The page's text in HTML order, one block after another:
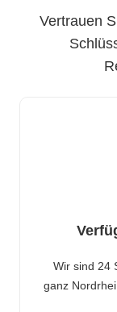
Vertrauen
Wir sind 24
ganz